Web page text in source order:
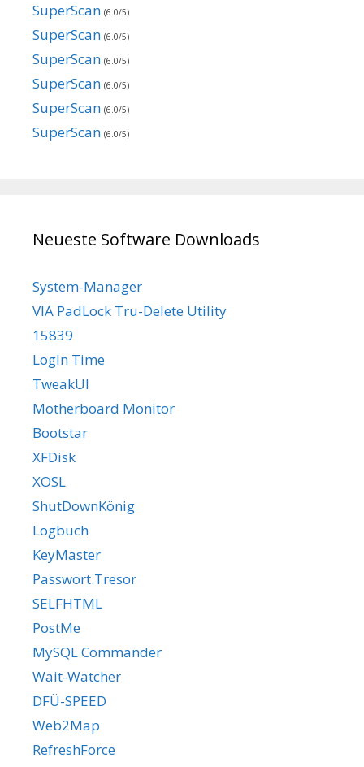
SuperScan (6.0/5)
SuperScan (6.0/5)
SuperScan (6.0/5)
SuperScan (6.0/5)
SuperScan (6.0/5)
SuperScan (6.0/5)
Neueste Software Downloads
System-Manager
VIA PadLock Tru-Delete Utility
15839
LogIn Time
TweakUI
Motherboard Monitor
Bootstar
XFDisk
XOSL
ShutDownKönig
Logbuch
KeyMaster
Passwort.Tresor
SELFHTML
PostMe
MySQL Commander
Wait-Watcher
DFÜ-SPEED
Web2Map
RefreshForce